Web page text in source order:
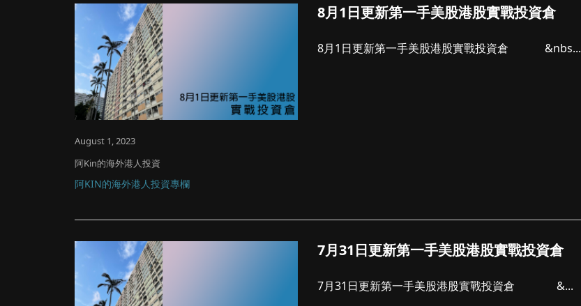
August 1, 2023
阿Kin的海外港人投資
阿KIN的海外港人投資專欄
8月1日更新第一手美股港股實戰投資倉
8月1日更新第一手美股港股實戰投資倉 &nbs...
7月31日更新第一手美股港股實戰投資倉
7月31日更新第一手美股港股實戰投資倉 &...